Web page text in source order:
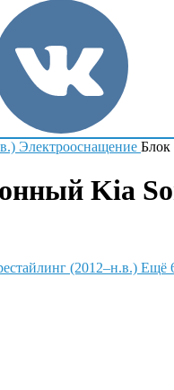
Электрооснащение Блок
Kia
Ещё